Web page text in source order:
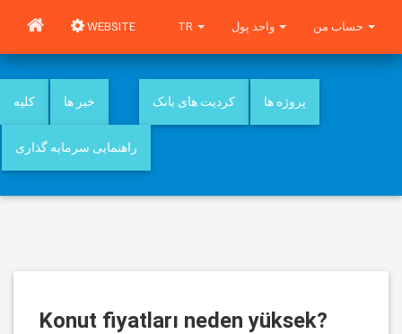
WEBSITE TR
کلیه خبر ها کردیت های بانک پروژه ها
راهنمایی سرمایه گذاری
Konut fiyatları neden yüksek?